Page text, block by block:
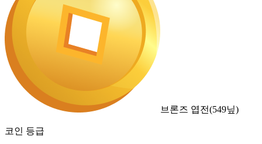
브론즈 엽전(549닢)
코인 등급